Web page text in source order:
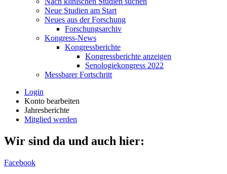
Neue Studien am Start
Neues aus der Forschung
Forschungsarchiv
Kongress-News
Kongressberichte
Kongressberichte anzeigen
Senologiekongress 2022
Messbarer Fortschritt
Login
Konto bearbeiten
Jahresberichte
Mitglied werden
Wir sind da und auch hier:
Facebook